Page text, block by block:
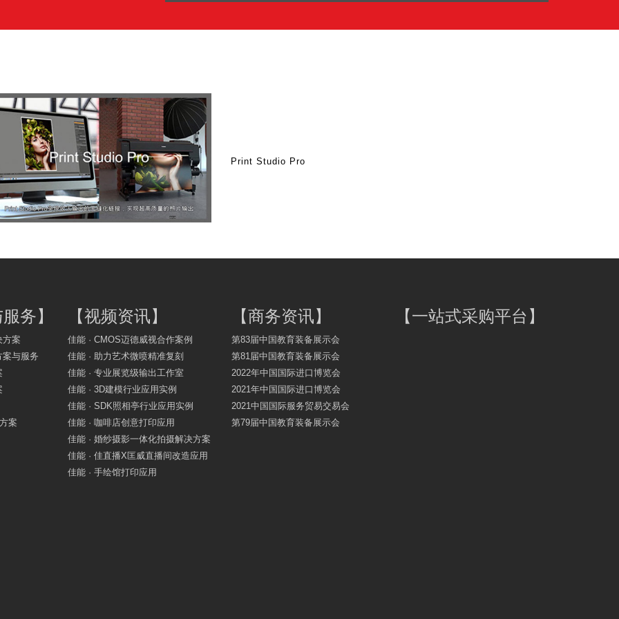
Print Studio Pro
务】
方案
与服务
案
【视频资讯】
佳能 · CMOS迈德威视合作案例
佳能 · 助力艺术微喷精准复刻
佳能 · 专业展览级输出工作室
佳能 · 3D建模行业应用实例
佳能 · SDK照相亭行业应用实例
佳能 · 咖啡店创意打印应用
佳能 · 婚纱摄影一体化拍摄解决方案
佳能 · 佳直播X匡威直播间改造应用
佳能 · 手绘馆打印应用
【商务资讯】
第83届中国教育装备展示会
第81届中国教育装备展示会
2022年中国国际进口博览会
2021年中国国际进口博览会
2021中国国际服务贸易交易会
第79届中国教育装备展示会
【一站式采购平台】